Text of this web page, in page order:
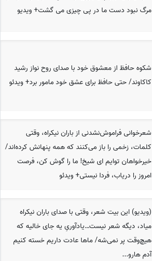
مرگ نبود دست ما در پی چیزی می گشت+ ویدیو
شکوه حافظ از معشوق خود با صدای روح نواز رشید
کاکاوند/ حتی حافظ برای عشق خود مامور برد+ ویدئو
شعرخوانی فراموش‌نشدنی از باران نیکراه، وقتی
کلمات، زخمی را باز می‌کنند که همه پنهانش کرده‌اند/
خیرخواهان توایم ای شیخ! ما را گوش کن، فرصت
امروز را دریاب، فردا نیستی+ ویدئو
(ویدیو) این بیت شعر، وقتی با صدای باران نیکراه
میاد، دیگه شعر نیست…یادآوریِ یه جای خالیه که
هیچ‌وقت پر نمی‌شه/ ماها عادت داریم خسته کنیم
آدم هارو...